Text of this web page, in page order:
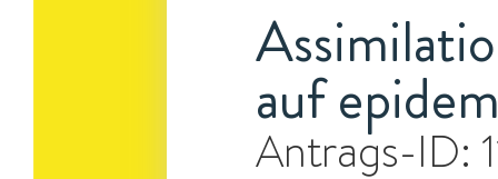
auf
Antrags-ID: